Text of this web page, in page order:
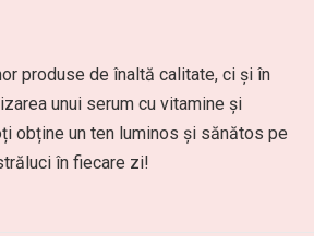
produse de înaltă calitate, ci și în
unui serum cu vitamine și
obține un ten luminos și sănătos pe
în fiecare zi!